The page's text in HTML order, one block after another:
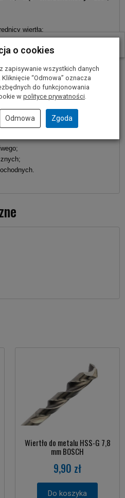
wiertła;
wytrzymałości do 900 N/mm
Wiertło do metalu HSS-G 7,8
mm BOSCH
9,90 zł
Do koszyka
interesuje się
o cookies
zapisywanie wszystkich danych
“Odmowa” oznacza
do funkcjonowania
w polityce prywatności
Odmowa Zgoda